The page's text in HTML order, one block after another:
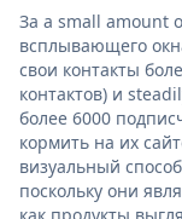
За a small amount
всплывающего
свои контакты
контактов) и
более 6000
кормить на их
визуальный
поскольку они